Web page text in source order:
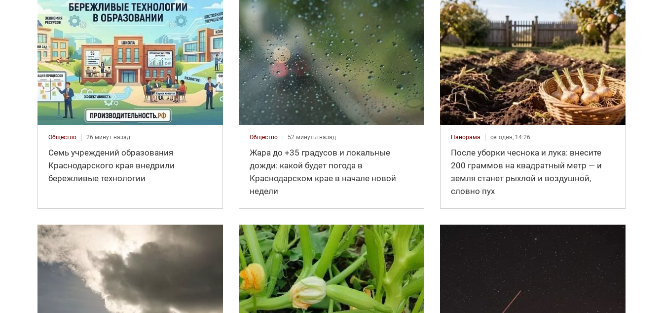
Общество 26 минут назад
Семь учреждений образования
Краснодарского края внедрили
бережливые технологии
Общество 52 минуты назад
Жара до +35 градусов и локальные
дожди: какой будет погода в
Краснодарском крае в начале новой
недели
Панорама сегодня, 14:26
После уборки чеснока и лука: внесите
200 граммов на квадратный метр — и
земля станет рыхлой и воздушной,
словно пух